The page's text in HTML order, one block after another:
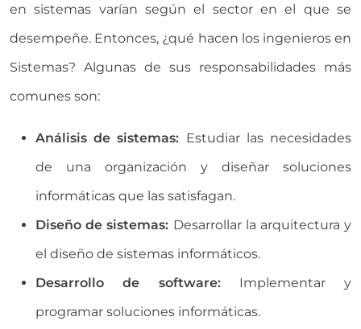
en sistemas varían según el sector en el que se
desempeñe. Entonces, ¿qué hacen los ingenieros en
Sistemas? Algunas de sus responsabilidades más
comunes son:
Análisis de sistemas: Estudiar las necesidades
de una organización y diseñar soluciones
informáticas que las satisfagan.
Diseño de sistemas: Desarrollar la arquitectura y
el diseño de sistemas informáticos.
Desarrollo de software:Implementar y
programar soluciones informáticas.